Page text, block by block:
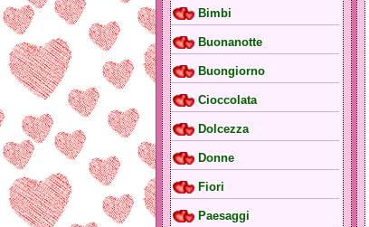
Bimbi
Buonanotte
Buongiorno
Cioccolata
Dolcezza
Donne
Fiori
Paesaggi